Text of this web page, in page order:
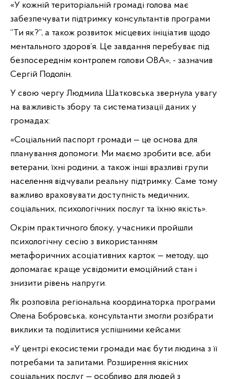
«У кожній територіальній громаді голова має
забезпечувати підтримку консультантів програми
“Ти як?”, а також розвиток місцевих ініціатив щодо
ментального здоров’я. Це завдання перебуває під
безпосереднім контролем голови ОВА», - зазначив
Сергій Подолін.
У свою чергу Людмила Шатковська звернула увагу
на важливість збору та систематизації даних у
громадах:
«Соціальний паспорт громади — це основа для
планування допомоги. Ми маємо зробити все, аби
ветерани, їхні родини, а також інші вразливі групи
населення відчували реальну підтримку. Саме тому
важливо враховувати доступність медичних,
соціальних, психологічних послуг та їхню якість».
Окрім практичного блоку, учасники пройшли
психологічну сесію з використанням
метафоричних асоціативних карток — методу, що
допомагає краще усвідомити емоційний стан і
знизити рівень напруги.
Як розповіла регіональна координаторка програми
Олена Бобровська, консультанти змогли розібрати
виклики та поділитися успішними кейсами:
«У центрі екосистеми громади має бути людина з її
потребами та запитами. Розширення якісних
соціальних послуг — особливо для людей з